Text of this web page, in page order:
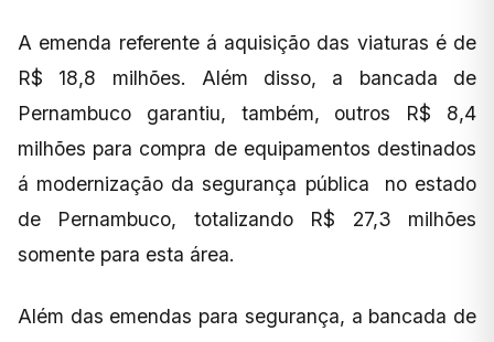
A emenda referente á aquisição das viaturas é de
R$ 18,8 milhões. Além disso, a bancada de
Pernambuco garantiu, também, outros R$ 8,4
milhões para compra de equipamentos destinados
á modernização da segurança pública no estado
de Pernambuco, totalizando R$ 27,3 milhões
somente para esta área.
Além das emendas para segurança, a bancada de